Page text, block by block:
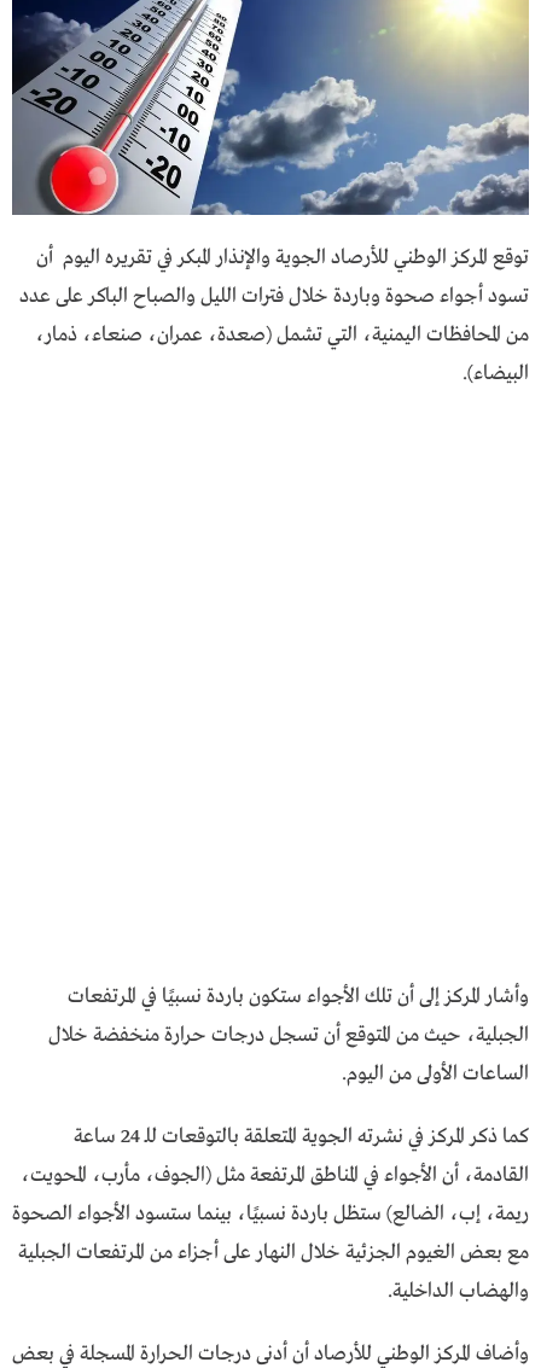
توقع المركز الوطني للأرصاد الجوية والإنذار المبكر في تقريره اليوم أن
تسود أجواء صحوة وباردة خلال فترات الليل والصباح الباكر على عدد
من المحافظات اليمنية، التي تشمل (صعدة، عمران، صنعاء، ذمار،
البيضاء).
وأشار المركز إلى أن تلك الأجواء ستكون باردة نسبيًا في المرتفعات
الجبلية، حيث من المتوقع أن تسجل درجات حرارة منخفضة خلال
الساعات الأولى من اليوم.
كما ذكر المركز في نشرته الجوية المتعلقة بالتوقعات للـ 24 ساعة
القادمة، أن الأجواء في المناطق المرتفعة مثل (الجوف، مأرب، المحويت،
ريمة، إب، الضالع) ستظل باردة نسبيًا، بينما ستسود الأجواء الصحوة
مع بعض الغيوم الجزئية خلال النهار على أجزاء من المرتفعات الجبلية
والهضاب الداخلية.
وأضاف المركز الوطني للأرصاد أن أدنى درجات الحرارة المسجلة في بعض